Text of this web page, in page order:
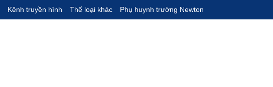
Kênh truyền hình Thể loại khác Phụ huynh trường Newton